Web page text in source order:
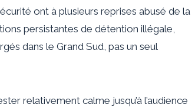
ont à plusieurs reprises abusé de la
persistantes de détention illégale,
dans le Grand Sud, pas un seul
relativement calme jusqu’à l’audience